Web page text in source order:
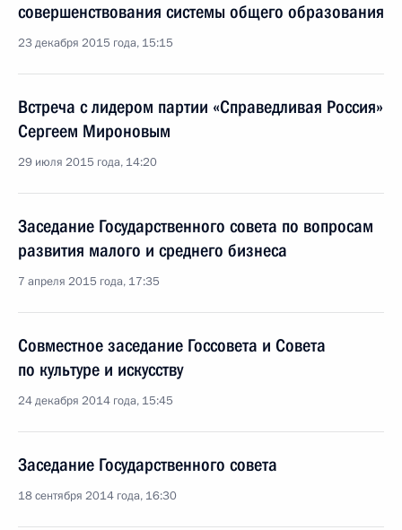
совершенствования системы общего образования
23 декабря 2015 года, 15:15
Встреча с лидером партии «Справедливая Россия»
Сергеем Мироновым
29 июля 2015 года, 14:20
Заседание Государственного совета по вопросам
развития малого и среднего бизнеса
7 апреля 2015 года, 17:35
Совместное заседание Госсовета и Совета
по культуре и искусству
24 декабря 2014 года, 15:45
Заседание Государственного совета
18 сентября 2014 года, 16:30